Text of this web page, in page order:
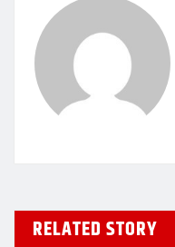
RELATED STORY